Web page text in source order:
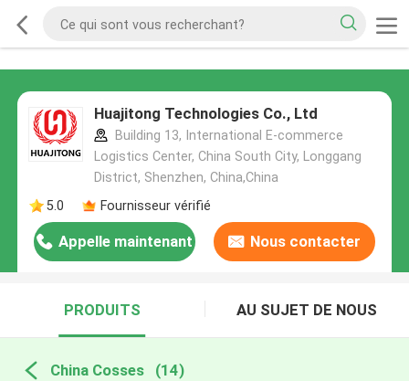
Huajitong Technologies Co., Ltd
Building 13, International E-commerce
Logistics Center, China South City, Longgang
District, Shenzhen, China,China
5.0
Fournisseur vérifié
Appelle maintenant Nous contacter
PRODUITS AU SUJET DE NOUS
China Cosses (14)